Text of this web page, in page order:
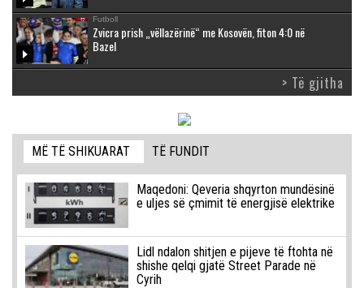
Futboll
Zvicra prish „vëllazërinë“ me Kosovën, fiton 4:0 në
Bazel
> Të gjitha
MË TË SHIKUARAT TË FUNDIT
Maqedoni: Qeveria shqyrton mundësinë
e uljes së çmimit të energjisë elektrike
Lidl ndalon shitjen e pijeve të ftohta në
shishe qelqi gjatë Street Parade në
Cyrih